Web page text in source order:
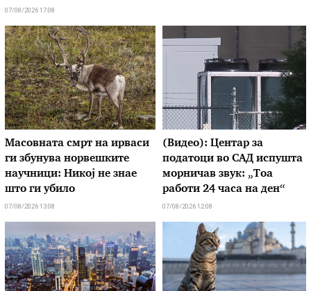
07/08/2026 17:08
Масовната смрт на ирваси
ги збунува норвешките
научници: Никој не знае
што ги убило
07/08/2026 13:08
(Видео): Центар за
податоци во САД испушта
морничав звук: „Тоа
работи 24 часа на ден“
07/08/2026 12:08